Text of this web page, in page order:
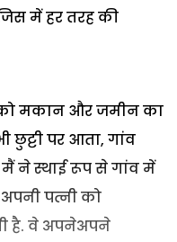
में हर तरह की
मकान और जमीन का
छुट्टी पर आता, गांव
ने स्थाई रूप से गांव में
पत्नी को
है. वे अपनेअपने